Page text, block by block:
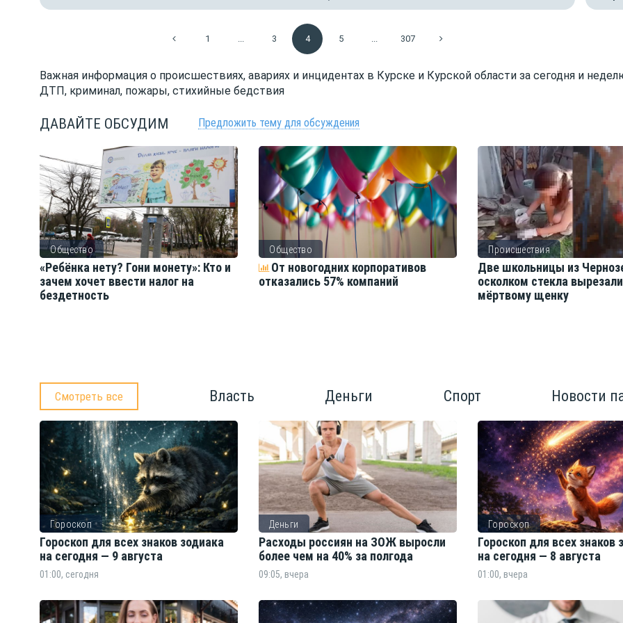
1 ... 3 4 5 ... 307
Важная информация о происшествиях, авариях и инцидентах в Курске и Курской области за сегодня и
ДТП, криминал, пожары, стихийные бедствия
ДАВАЙТЕ ОБСУДИМ Предложить тему для обсуждения
Общество
«Ребёнка нету? Гони монету»: Кто и
зачем хочет ввести налог на
бездетность
Общество
От новогодних корпоративов
отказались 57% компаний
Происшествия
Две школьницы из
осколком стекла
мёртвому щенку
Смотреть все Власть Деньги Спорт Новости
Гороскоп
Гороскоп для всех знаков зодиака
на сегодня — 9 августа
01:00, сегодня
Деньги
Расходы россиян на ЗОЖ выросли
более чем на 40% за полгода
09:05, вчера
Гороскоп
Гороскоп для всех знаков
на сегодня — 8 августа
01:00, вчера